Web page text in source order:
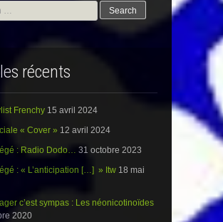
récents
Frenchy 15 avril 2024
« Cover » 12 avril 2024
: Radio Dodo… 31 octobre 2023
: « L’anticipation […] » Itw 18 mai
c’est sympas : Les néonicotinoïdes
2020